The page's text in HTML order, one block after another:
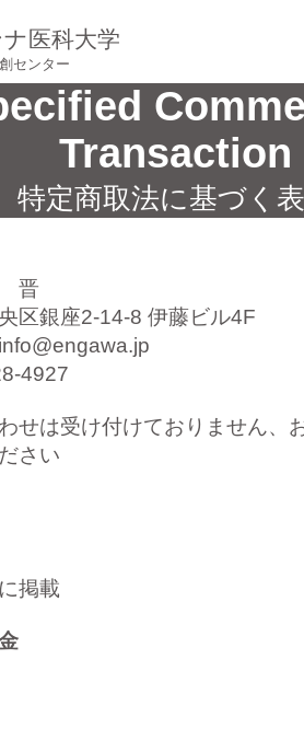
医科大学
センター
Transaction
特定商取法に基づく
晋
区銀座2-14-8 伊藤ビル4F
4927
せは受け付けておりません、
さい
掲載